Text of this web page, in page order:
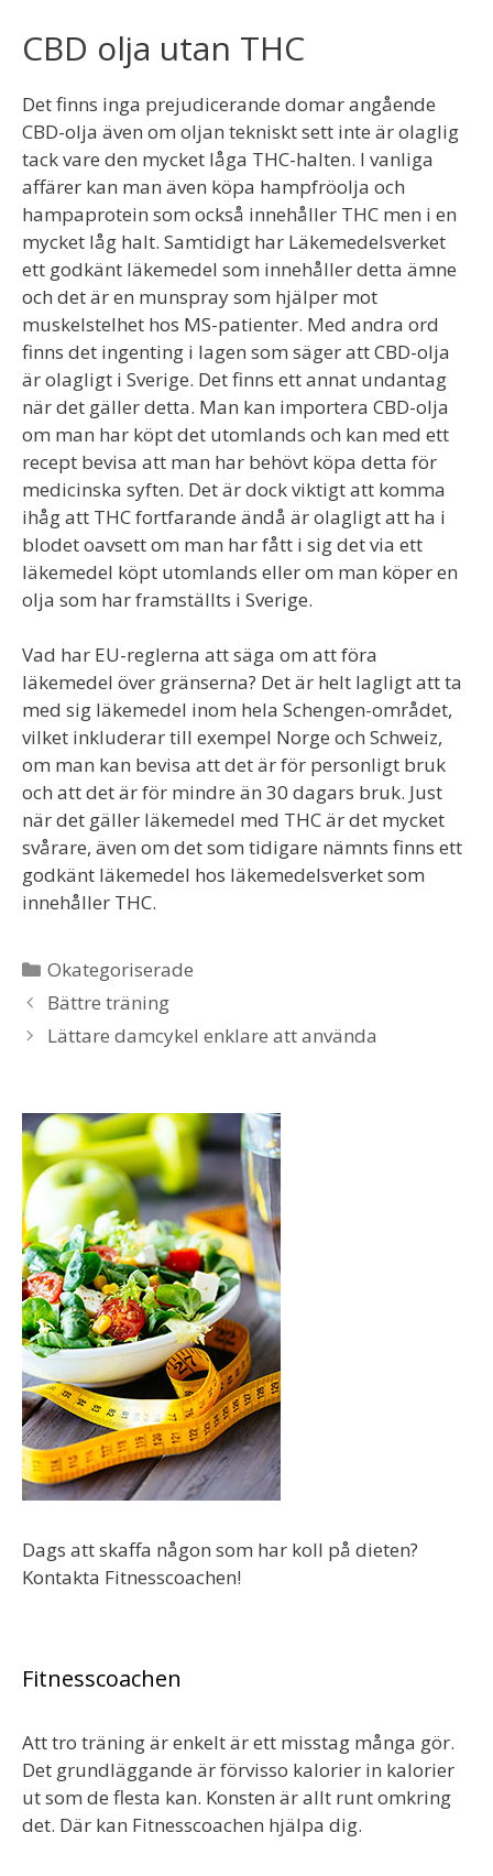
CBD olja utan THC
Det finns inga prejudicerande domar angående
CBD-olja även om oljan tekniskt sett inte är olaglig
tack vare den mycket låga THC-halten. I vanliga
affärer kan man även köpa hampfröolja och
hampaprotein som också innehåller THC men i en
mycket låg halt. Samtidigt har Läkemedelsverket
ett godkänt läkemedel som innehåller detta ämne
och det är en munspray som hjälper mot
muskelstelhet hos MS-patienter. Med andra ord
finns det ingenting i lagen som säger att CBD-olja
är olagligt i Sverige. Det finns ett annat undantag
när det gäller detta. Man kan importera CBD-olja
om man har köpt det utomlands och kan med ett
recept bevisa att man har behövt köpa detta för
medicinska syften. Det är dock viktigt att komma
ihåg att THC fortfarande ändå är olagligt att ha i
blodet oavsett om man har fått i sig det via ett
läkemedel köpt utomlands eller om man köper en
olja som har framställts i Sverige.
Vad har EU-reglerna att säga om att föra
läkemedel över gränserna? Det är helt lagligt att ta
med sig läkemedel inom hela Schengen-området,
vilket inkluderar till exempel Norge och Schweiz,
om man kan bevisa att det är för personligt bruk
och att det är för mindre än 30 dagars bruk. Just
när det gäller läkemedel med THC är det mycket
svårare, även om det som tidigare nämnts finns ett
godkänt läkemedel hos läkemedelsverket som
innehåller THC.
Categories
Okategoriserade
Bättre träning
Lättare damcykel enklare att använda
Dags att skaffa någon som har koll på dieten?
Kontakta Fitnesscoachen!
Fitnesscoachen
Att tro träning är enkelt är ett misstag många gör.
Det grundläggande är förvisso kalorier in kalorier
ut som de flesta kan. Konsten är allt runt omkring
det. Där kan Fitnesscoachen hjälpa dig.